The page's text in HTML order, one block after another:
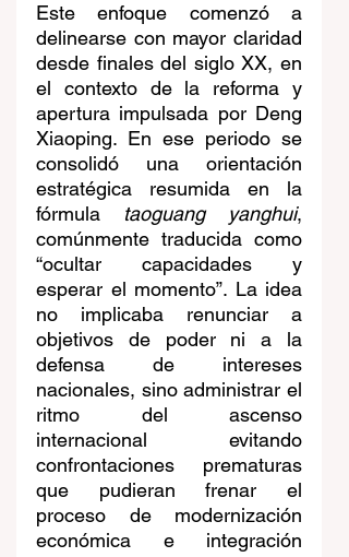
Este enfoque comenzó a
delinearse con mayor claridad
desde finales del siglo XX, en
el contexto de la reforma y
apertura impulsada por Deng
Xiaoping. En ese periodo se
consolidó una orientación
estratégica resumida en la
fórmula taoguang yanghui,
comúnmente traducida como
“ocultar capacidades y
esperar el momento”. La idea
no implicaba renunciar a
objetivos de poder ni a la
defensa de intereses
nacionales, sino administrar el
ritmo del ascenso
internacional evitando
confrontaciones prematuras
que pudieran frenar el
proceso de modernización
económica e integración